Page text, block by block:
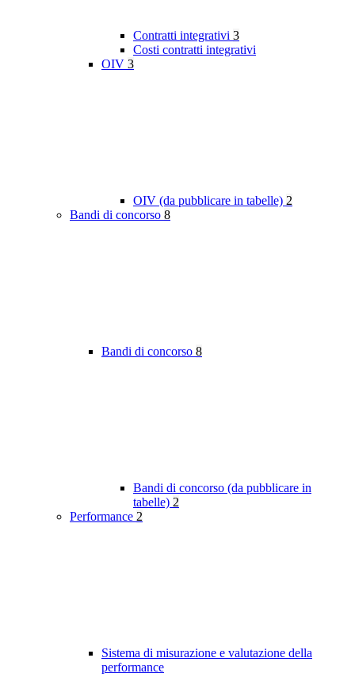
Contratti integrativi 3
Costi contratti integrativi
OIV 3
OIV (da pubblicare in tabelle) 2
Bandi di concorso 8
Bandi di concorso 8
Bandi di concorso (da pubblicare in
tabelle) 2
Performance 2
Sistema di misurazione e valutazione della
performance